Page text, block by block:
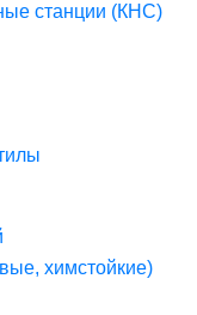
станции (КНС)
химстойкие)